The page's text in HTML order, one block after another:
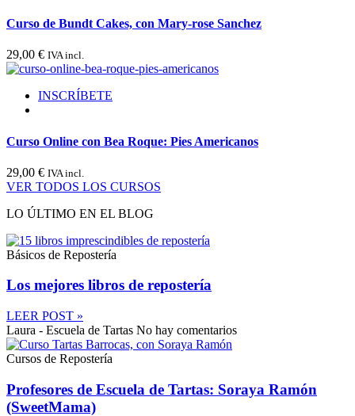
Curso de Bundt Cakes, con Mary-rose Sanchez
29,00 € IVA incl.
INSCRÍBETE
Curso Online con Bea Roque: Pies Americanos
29,00 € IVA incl.
VER TODOS LOS CURSOS
LO ÚLTIMO EN EL BLOG
Básicos de Repostería
Los mejores libros de repostería
LEER POST »
Laura - Escuela de Tartas No hay comentarios
Cursos de Repostería
Profesores de Escuela de Tartas: Soraya Ramón
(SweetMama)